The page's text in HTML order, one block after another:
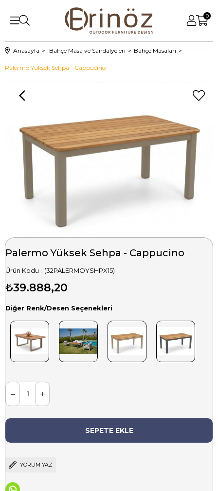
0
Anasayfa Bahçe Masa ve Sandalyeleri Bahçe Masaları
Palermo Yüksek Sehpa - Cappucino
Palermo Yüksek Sehpa - Cappucino
(32PALERMOYSHPX15)
₺39.888,20
Diğer Renk/Desen Seçenekleri
YORUM YAZ